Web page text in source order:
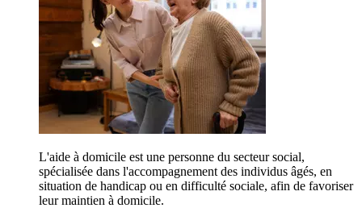
L'aide à domicile est une personne du secteur social,
spécialisée dans l'accompagnement des individus âgés, en
situation de handicap ou en difficulté sociale, afin de favoriser
leur maintien à domicile.